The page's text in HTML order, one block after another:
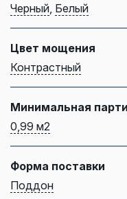
Черный Белый
Цвет мощения
Контрастный
Минимальная
0,99 м2
Форма поставки
Поддон